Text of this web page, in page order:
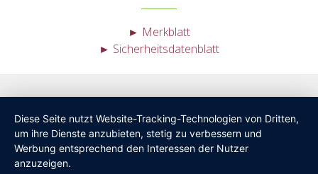
► Merkblatt
► Sicherheitsdatenblatt
Diese Seite nutzt Website-Tracking-Technologien von Dritten,
um ihre Dienste anzubieten, stetig zu verbessern und
Werbung entsprechend den Interessen der Nutzer
anzuzeigen.